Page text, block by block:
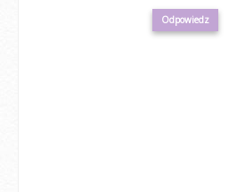
Odpowiedz